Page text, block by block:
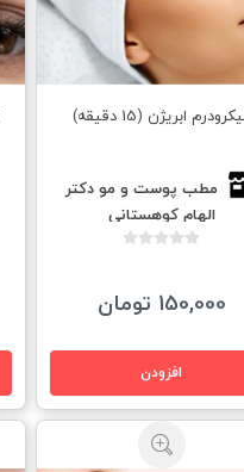
ابریژن (15 دقیقه)
مطب پوست و مو دكتر
الهام كوهستانى
150,000 تومان